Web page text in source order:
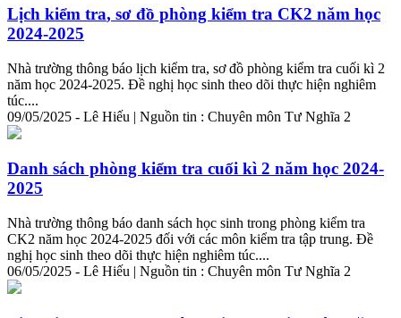
Lịch kiểm tra, sơ đồ phòng kiểm tra CK2 năm học
2024-2025
Nhà trường thông báo lịch kiểm tra, sơ đồ phòng kiểm tra cuối kì 2
năm học 2024-2025. Đề nghị học sinh theo dõi thực hiện nghiêm
túc....
09/05/2025 - Lê Hiếu | Nguồn tin : Chuyên môn Tư Nghĩa 2
Danh sách phòng kiểm tra cuối kì 2 năm học 2024-
2025
Nhà trường thông báo danh sách học sinh trong phòng kiểm tra
CK2 năm học 2024-2025 đối với các môn kiểm tra tập trung. Đề
nghị học sinh theo dõi thực hiện nghiêm túc....
06/05/2025 - Lê Hiếu | Nguồn tin : Chuyên môn Tư Nghĩa 2